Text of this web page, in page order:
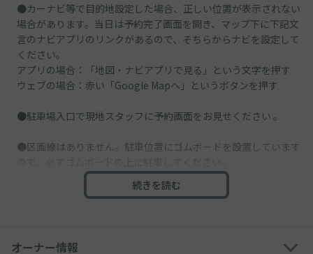
●カーナビ等で目的地設定した場合、正しい位置が表示されない
場合があります。当日は予約完了画面を開き、マップ下に下記文
言のナビアプリのリンクがあるので、そちらからナビを設定して
ください。
アプリの場合：「地図・ナビアプリで見る」という文字を押す
ウェブの場合：赤い「Google Mapへ」というボタンを押す
●駐車場入口で現地スタッフに予約画面をお見せください 。
●区画線はありません。駐車位置にゴムボードを設置しています
●混雑が予想されるため、時間に余裕を持ってお越しください。
続きを読む
オーナー情報